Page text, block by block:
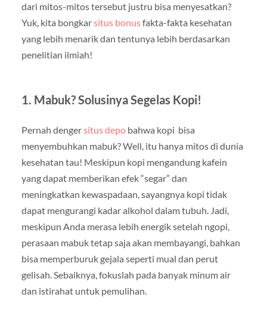
dari mitos-mitos tersebut justru bisa menyesatkan?
Yuk, kita bongkarsitus bonusfakta-fakta kesehatan
yang lebih menarik dan tentunya lebih berdasarkan
penelitian ilmiah!
1. Mabuk? Solusinya Segelas Kopi!
Pernah dengersitus depobahwa kopi bisa
menyembuhkan mabuk? Well, itu hanya mitos di dunia
kesehatan tau! Meskipun kopi mengandung kafein
yang dapat memberikan efek “segar” dan
meningkatkan kewaspadaan, sayangnya kopi tidak
dapat mengurangi kadar alkohol dalam tubuh. Jadi,
meskipun Anda merasa lebih energik setelah ngopi,
perasaan mabuk tetap saja akan membayangi, bahkan
bisa memperburuk gejala seperti mual dan perut
gelisah. Sebaiknya, fokuslah pada banyak minum air
dan istirahat untuk pemulihan.